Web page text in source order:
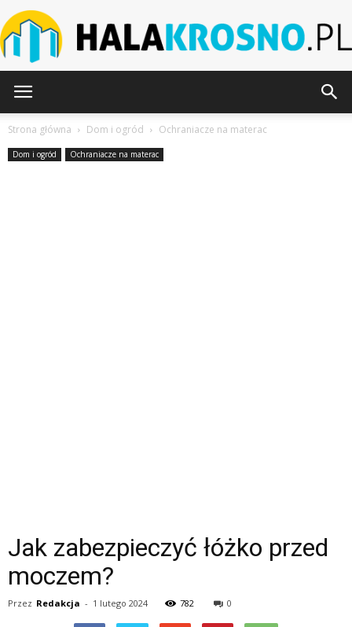
Strona główna Dom i ogród Ochraniacze na materac
Dom i ogród Ochraniacze na materac
Jak zabezpieczyć łóżko przed
moczem?
Przez Redakcja - 1 lutego 2024 782 0